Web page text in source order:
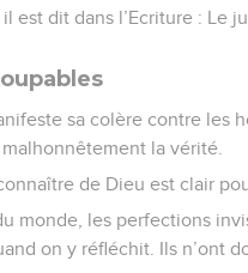
est dit dans l’Ecriture : Le
sa colère contre les
la vérité.
de Dieu est clair
monde, les perfections
on y réfléchit. Ils n’ont